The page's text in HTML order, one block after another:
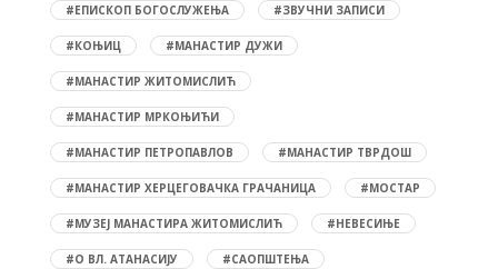
#ЕПИСКОП БОГОСЛУЖЕЊА #ЗВУЧНИ ЗАПИСИ
#КОЊИЦ #МАНАСТИР ДУЖИ
#МАНАСТИР ЖИТОМИСЛИЋ
#МАНАСТИР МРКОЊИЋИ
#МАНАСТИР ПЕТРОПАВЛОВ #МАНАСТИР ТВРДОШ
#МАНАСТИР ХЕРЦЕГОВАЧКА ГРАЧАНИЦА #МОСТАР
#МУЗЕЈ МАНАСТИРА ЖИТОМИСЛИЋ #НЕВЕСИЊЕ
#О ВЛ. АТАНАСИЈУ #САОПШТЕЊА